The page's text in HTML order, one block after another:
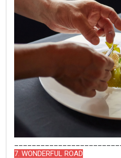
7. WONDERFUL ROAD